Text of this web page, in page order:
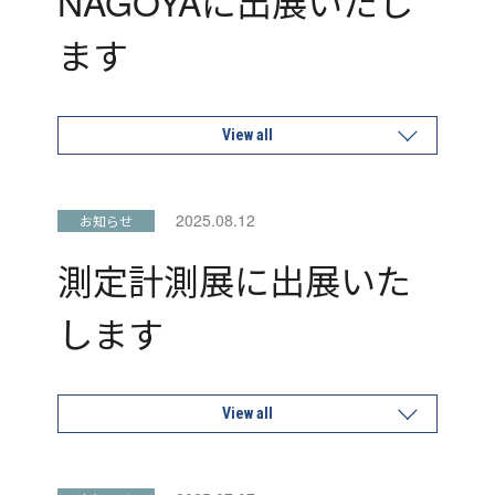
ます
View all
お知らせ 2025.08.12
測定計測展に出展いた
します
View all